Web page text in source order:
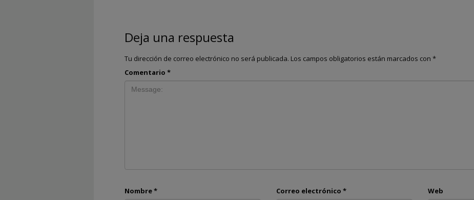
Deja una respuesta
Tu dirección de correo electrónico no será publicada. Los campos obligatorios están marcados con *
Comentario *
Nombre* Correo electrónico * Web